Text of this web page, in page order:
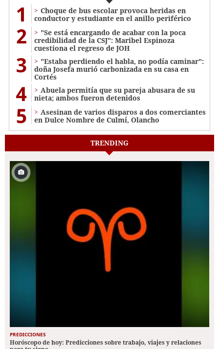
1
Choque de bus escolar provoca heridas en
conductor y estudiante en el anillo periférico
2
"Se está encargando de acabar con la poca
credibilidad de la CSJ": Maribel Espinoza
cuestiona el regreso de JOH
3
"Estaba perdiendo el habla, no podía caminar":
doña Josefa murió carbonizada en su casa en
Cortés
4
Abuela permitía que su pareja abusara de su
nieta; ambos fueron detenidos
5
Asesinan de varios disparos a dos comerciantes
en Dulce Nombre de Culmí, Olancho
TRENDING
PREDICCIONES
Horóscopo de hoy: Predicciones sobre trabajo, viajes y relaciones